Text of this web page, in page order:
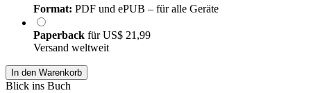
Format: PDF und ePUB – für alle Geräte
Paperback fürUS$ 21,99
Versand weltweit
In den Warenkorb
Blick ins Buch